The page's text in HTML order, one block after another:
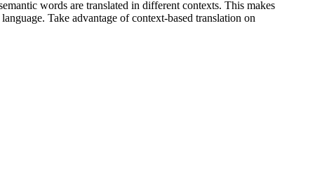
words are translated in different contexts. This makes
Take advantage of context-based translation on